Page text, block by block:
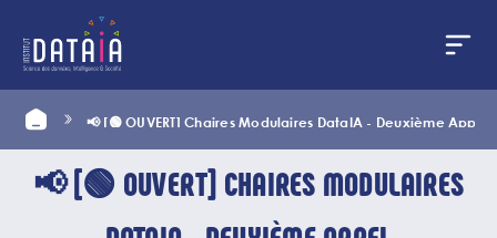
contenu
principal
📢 [🟢 OUVERT] Chaires Modulaires DataIA - Deuxième Appel
📢 [🟢 OUVERT] CHAIRES MODULAIRES
Panneau de gestion des cookies